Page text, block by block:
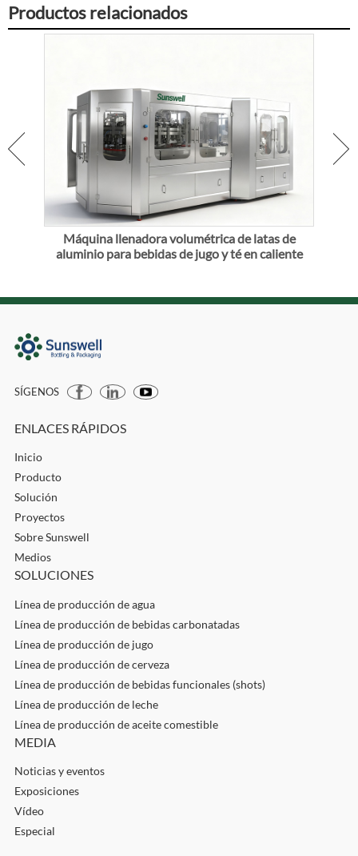
Productos relacionados
Máquina llenadora volumétrica de latas de
aluminio para bebidas de jugo y té en caliente
SÍGENOS
ENLACES RÁPIDOS
Inicio
Producto
Solución
Proyectos
Sobre Sunswell
Medios
SOLUCIONES
Línea de producción de agua
Línea de producción de bebidas carbonatadas
Línea de producción de jugo
Línea de producción de cerveza
Línea de producción de bebidas funcionales (shots)
Línea de producción de leche
Línea de producción de aceite comestible
MEDIA
Noticias y eventos
Exposiciones
Vídeo
Especial